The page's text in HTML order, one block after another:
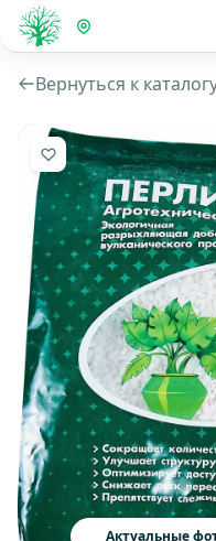
Вернуться к
Актуальные